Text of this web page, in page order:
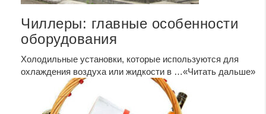
Чиллеры: главные особенности
оборудования
Холодильные установки, которые используются для
охлаждения воздуха или жидкости в …«Читать дальше»